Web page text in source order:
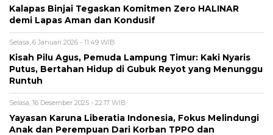
Kalapas Binjai Tegaskan Komitmen Zero HALINAR
demi Lapas Aman dan Kondusif
Selasa, 6 Januari 2026 - 11:49 WIB
Kisah Pilu Agus, Pemuda Lampung Timur: Kaki Nyaris
Putus, Bertahan Hidup di Gubuk Reyot yang Menunggu
Runtuh
Selasa, 16 Desember 2025 - 22:17 WIB
Yayasan Karuna Liberatia Indonesia, Fokus Melindungi
Anak dan Perempuan Dari Korban TPPO dan